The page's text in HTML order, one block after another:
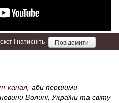
і натисніть Повідомити
канал, аби першими
Волині, України та світу